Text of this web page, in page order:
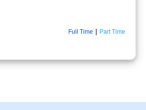
Full Time Part Time